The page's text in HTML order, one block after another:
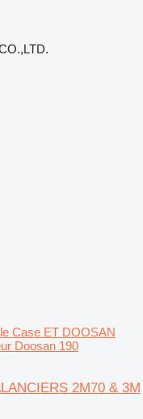
Case ET DOOSAN
Doosan 190
2M70 & 3M